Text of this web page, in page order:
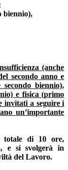
biennio),
(anche
secondo anno e
biennio),
e fisica (primo
invitati a seguire i
un’importante
totale di 10 ore,
e si svolgerà in
del Lavoro.